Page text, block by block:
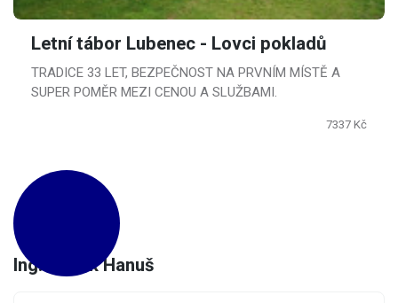
Ing. Marek Hanuš
Letní tábor Lubenec - Lovci pokladů
TRADICE 33 LET, BEZPEČNOST NA PRVNÍM MÍSTĚ A
SUPER POMĚR MEZI CENOU A SLUŽBAMI.
7337 Kč